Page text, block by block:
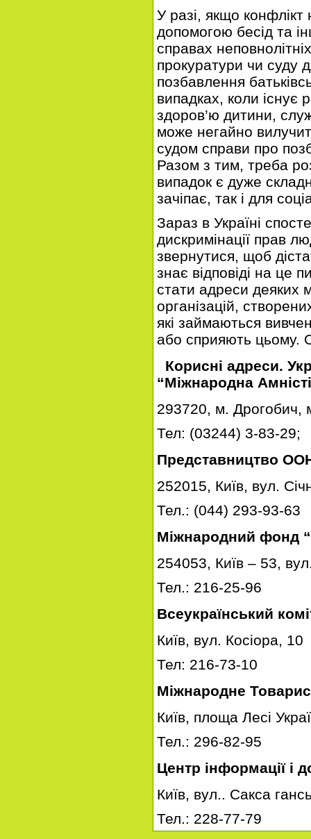
У разі, якщо конфлікт
допомогою бесід та
справах
прокуратури чи суду
позбавлення
випадках, коли існує
здоров’ю дитини,
може негайно
судом справи про
Разом з тим, треба
випадок є дуже
зачіпає, так і для
Зараз в Україні
дискримінації прав
звернутися, щоб
знає відповіді на це
стати адреси деяких
організацій,
які займаються
або сприяють цьому.
Корисні адреси.
“Міжнародна
293720, м.
Тел: (03244) 3-83-29;
Представництво ООН
252015, Київ, вул.
Тел.: (044) 293-93-63
Міжнародний фонд
254053, Київ – 53,
Тел.: 216-25-96
Всеукраїнський
Київ, вул. Косіора, 10
Тел: 216-73-10
Міжнародне
Київ, площа Лесі
Тел.: 296-82-95
Центр інформації і
Київ, вул.. Сакса
Тел.: 228-77-79